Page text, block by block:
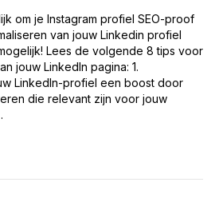
om je Instagram profiel SEO-proof
van jouw Linkedin profiel
Lees de volgende 8 tips voor
jouw LinkedIn pagina: 1.
LinkedIn-profiel een boost door
die relevant zijn voor jouw